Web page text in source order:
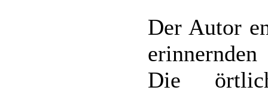
Der Autor
Die